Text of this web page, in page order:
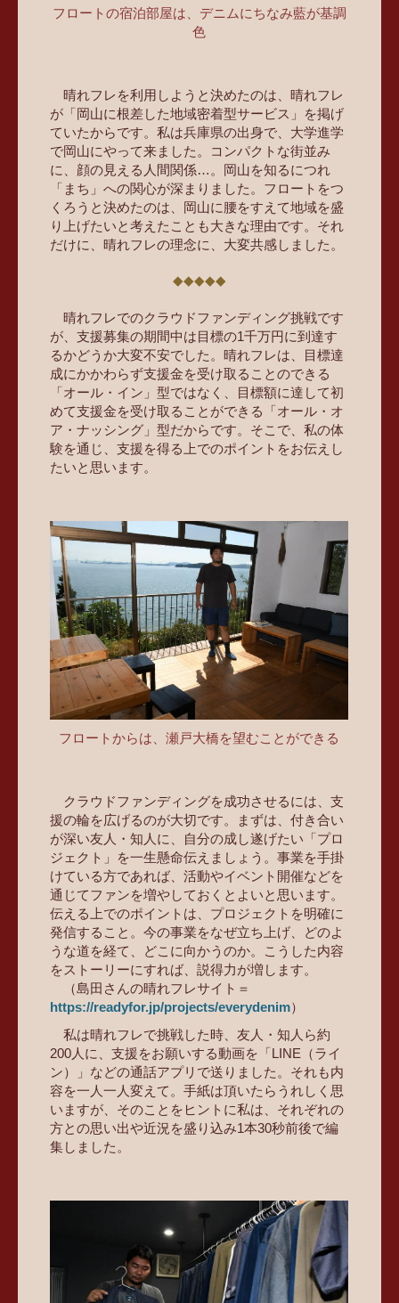
フロートの宿泊部屋は、デニムにちなみ藍が基調
色
晴れフレを利用しようと決めたのは、晴れフレ
が「岡山に根差した地域密着型サービス」を掲げ
ていたからです。私は兵庫県の出身で、大学進学
で岡山にやって来ました。コンパクトな街並み
に、顔の見える人間関係…。岡山を知るにつれ
「まち」への関心が深まりました。フロートをつ
くろうと決めたのは、岡山に腰をすえて地域を盛
り上げたいと考えたことも大きな理由です。それ
だけに、晴れフレの理念に、大変共感しました。
晴れフレでのクラウドファンディング挑戦です
が、支援募集の期間中は目標の1千万円に到達す
るかどうか大変不安でした。晴れフレは、目標達
成にかかわらず支援金を受け取ることのできる
「オール・イン」型ではなく、目標額に達して初
めて支援金を受け取ることができる「オール・オ
ア・ナッシング」型だからです。そこで、私の体
験を通じ、支援を得る上でのポイントをお伝えし
たいと思います。
フロートからは、瀬戸大橋を望むことができる
クラウドファンディングを成功させるには、支
援の輪を広げるのが大切です。まずは、付き合い
が深い友人・知人に、自分の成し遂げたい「プロ
ジェクト」を一生懸命伝えましょう。事業を手掛
けている方であれば、活動やイベント開催などを
通じてファンを増やしておくとよいと思います。
伝える上でのポイントは、プロジェクトを明確に
発信すること。今の事業をなぜ立ち上げ、どのよ
うな道を経て、どこに向かうのか。こうした内容
をストーリーにすれば、説得力が増します。
（島田さんの晴れフレサイト＝
https://readyfor.jp/projects/everydenim）
私は晴れフレで挑戦した時、友人・知人ら約
200人に、支援をお願いする動画を「LINE（ライ
ン）」などの通話アプリで送りました。それも内
容を一人一人変えて。手紙は頂いたらうれしく思
いますが、そのことをヒントに私は、それぞれの
方との思い出や近況を盛り込み1本30秒前後で編
集しました。